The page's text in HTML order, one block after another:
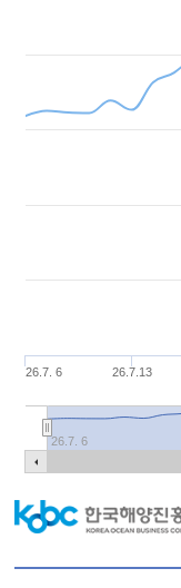
26.7. 6 26.7.13
26.7. 6